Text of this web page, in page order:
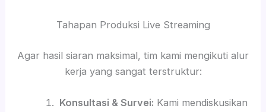
Tahapan Produksi Live Streaming
Agar hasil siaran maksimal, tim kami mengikuti alur
kerja yang sangat terstruktur:
Konsultasi & Survei: Kami mendiskusikan